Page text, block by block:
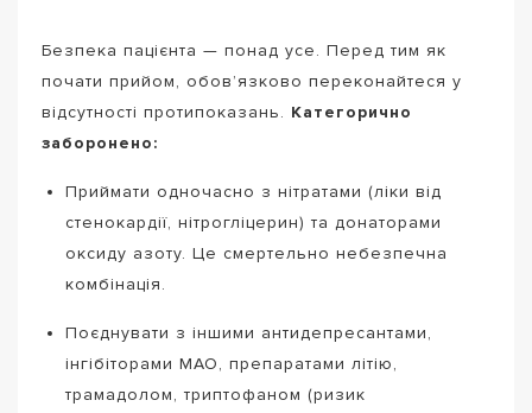
Безпека пацієнта — понад усе. Перед тим як
почати прийом, обов’язково переконайтеся у
відсутності протипоказань. Категорично
заборонено:
Приймати одночасно з нітратами (ліки від
стенокардії, нітрогліцерин) та донаторами
оксиду азоту. Це смертельно небезпечна
комбінація.
Поєднувати з іншими антидепресантами,
інгібіторами МАО, препаратами літію,
трамадолом, триптофаном (ризик